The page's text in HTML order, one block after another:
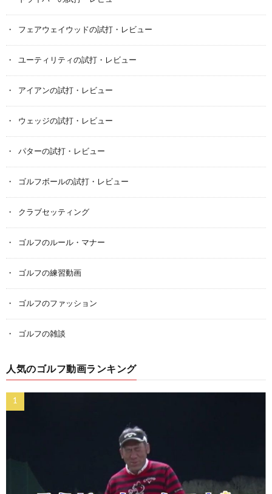
フェアウェイウッドの試打・レビュー
ユーティリティの試打・レビュー
アイアンの試打・レビュー
ウェッジの試打・レビュー
パターの試打・レビュー
ゴルフボールの試打・レビュー
クラブセッティング
ゴルフのルール・マナー
ゴルフの練習動画
ゴルフのファッション
ゴルフの雑談
人気のゴルフ動画ランキング